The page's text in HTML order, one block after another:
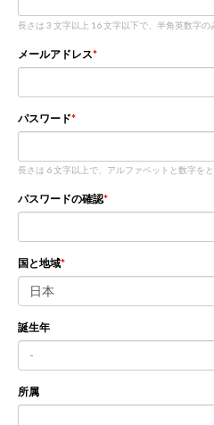
長さは 3 文字以上 16 文字以下で、半角英数字の
メールアドレス
パスワード
長さは 6 文字以上で、アルファベットと数字を
パスワードの確認
国と地域
日本
誕生年
-
所属